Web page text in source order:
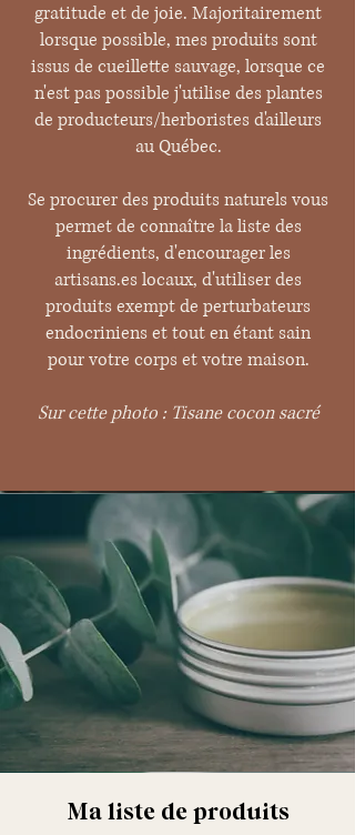
gratitude et de joie. Majoritairement
lorsque possible, mes produits sont
issus de cueillette sauvage, lorsque ce
n'est pas possible j'utilise des plantes
de producteurs/herboristes d'ailleurs
au Québec.
Se procurer des produits naturels vous
permet de connaître la liste des
ingrédients, d'encourager les
artisans.es locaux, d'utiliser des
produits exempt de perturbateurs
endocriniens et tout en étant sain
pour votre corps et votre maison.
Sur cette photo : Tisane cocon sacré
Ma liste de produits